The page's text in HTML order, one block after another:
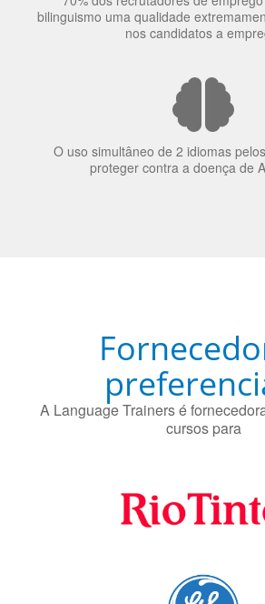
70% dos recrutadores de emprego
nos candidatos a